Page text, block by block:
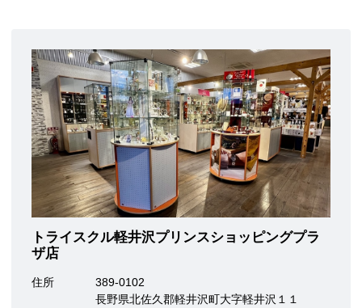
トライスクル軽井沢プリンスショッピングプラ
ザ店
住所
389-0102
長野県北佐久郡軽井沢町大字軽井沢１１